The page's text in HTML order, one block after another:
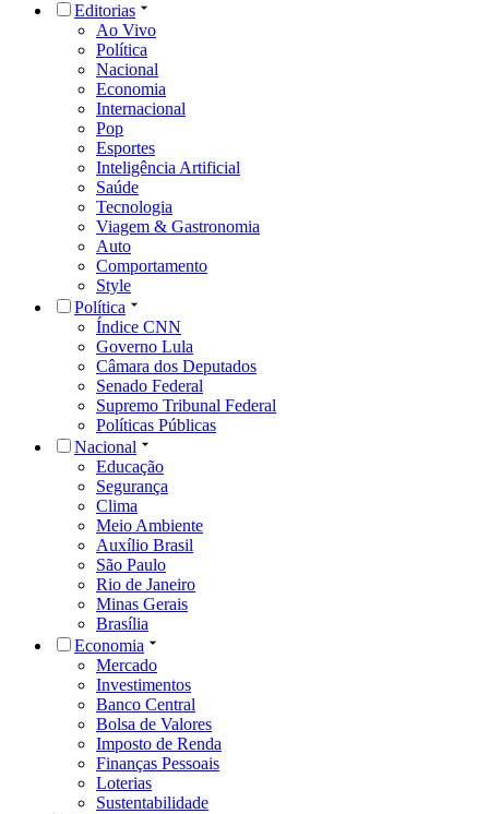
Editorias
Ao Vivo
Política
Nacional
Economia
Internacional
Pop
Esportes
Inteligência Artificial
Saúde
Tecnologia
Viagem & Gastronomia
Auto
Comportamento
Style
Política
Índice CNN
Governo Lula
Câmara dos Deputados
Senado Federal
Supremo Tribunal Federal
Políticas Públicas
Nacional
Educação
Segurança
Clima
Meio Ambiente
Auxílio Brasil
São Paulo
Rio de Janeiro
Minas Gerais
Brasília
Economia
Mercado
Investimentos
Banco Central
Bolsa de Valores
Imposto de Renda
Finanças Pessoais
Loterias
Sustentabilidade